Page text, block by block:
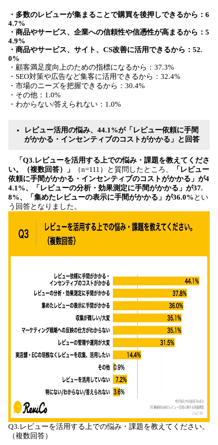
・多数のレビューが集まることで購買を後押しできるから：6
4.7%
・商品やサービス、企業への信頼性や信憑性が高まるから：5
4.9%
・商品やサービス、サイト、CS改善に活用できるから：52.
0%
・顧客満足度向上のための指標になるから：37.3%
・SEO対策や広告など集客に活用できるから：32.4%
・市場のニーズを把握できるから：30.4%
・その他：1.0%
・わからない/答えられない：1.0%
レビュー活用の悩み、44.1%が「レビュー依頼に手間
がかかる・インセンティブのコストがかかる」と回答
「Q3.レビューを活用する上での悩み・課題を教えてくださ
い。（複数回答）」
（n=111）と質問したところ、
「レビュー
依頼に手間がかかる・インセンティブのコストがかかる」が4
4.1%、「レビューの分析・効果測定に手間がかかる」が37.
8%、「集めたレビューの表示に手間がかかる」が36.0%とい
う回答となりました。
Q3.レビューを活用する上での悩み・課題を教えてください。
（複数回答）